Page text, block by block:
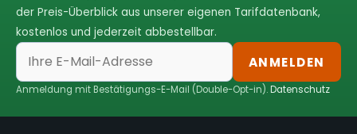
der Preis-Überblick aus unserer eigenen Tarifdatenbank,
kostenlos und jederzeit abbestellbar.
ANMELDEN
Anmeldung mit Bestätigungs-E-Mail (Double-Opt-in).Datenschutz